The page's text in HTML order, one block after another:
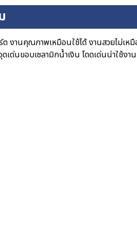
งานคุณภาพเหมือนใช้ได้ งานสวยไม่เห
ด่นขอบเซลามิกน้ำเงิน โดดเด่นน่าใช้งา